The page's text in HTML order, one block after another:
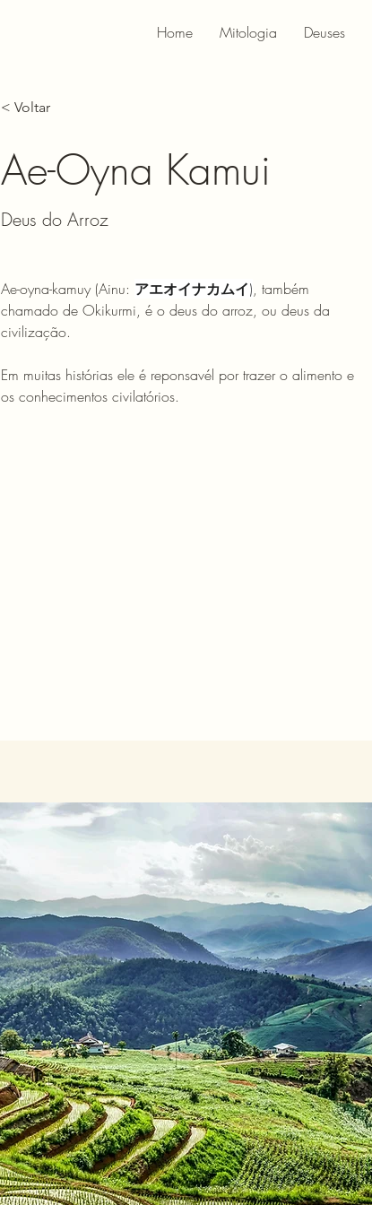
Home Mitologia Deuses
< Voltar
Ae-Oyna Kamui
Deus do Arroz
Ae-oyna-kamuy (Ainu: アエオイナカムイ), também
chamado de Okikurmi, é o deus do arroz, ou deus da
civilização.
Em muitas histórias ele é reponsavél por trazer o alimento e
os conhecimentos civilatórios.